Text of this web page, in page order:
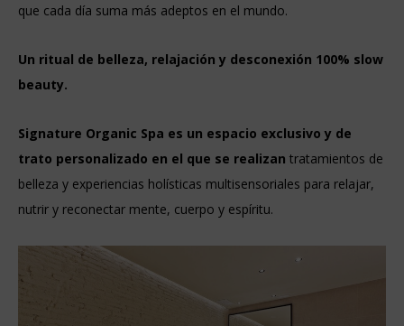
que cada día suma más adeptos en el mundo.
Un ritual de belleza, relajación y desconexión 100% slow
beauty.
Signature Organic Spa es un espacio exclusivo y de
trato personalizado en el que se realizan tratamientos de
belleza y experiencias holísticas multisensoriales para relajar,
nutrir y reconectar mente, cuerpo y espíritu.